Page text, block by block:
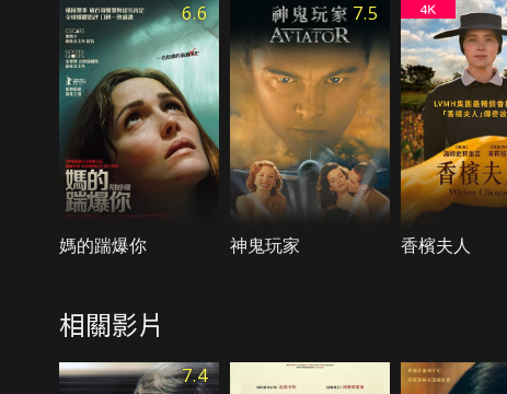
6.6
媽的踹爆你
7.5
神鬼玩家 香檳夫人
相關影片
7.4